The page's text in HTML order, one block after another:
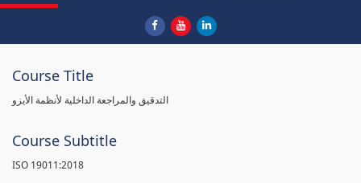
Course Title
التدقيق والمراجعة الداخلية لأنظمة الأيزو
Course Subtitle
ISO 19011:2018